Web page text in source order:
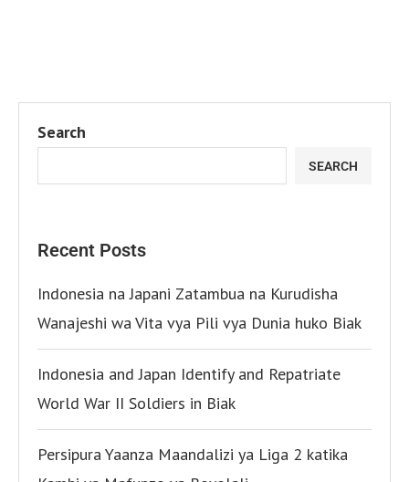
Search
SEARCH
Recent Posts
Indonesia na Japani Zatambua na Kurudisha
Wanajeshi wa Vita vya Pili vya Dunia huko Biak
Indonesia and Japan Identify and Repatriate
World War II Soldiers in Biak
Persipura Yaanza Maandalizi ya Liga 2 katika